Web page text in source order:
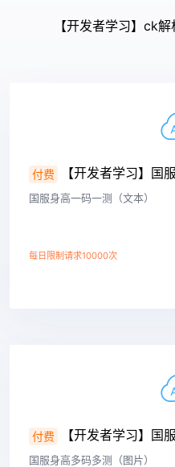
【开发者学习】ck解
付费 【开发者学习】国
国服身高一码一测（文本）
每日限制请求10000次
付费 【开发者学习】国
国服身高多码多测（图片）